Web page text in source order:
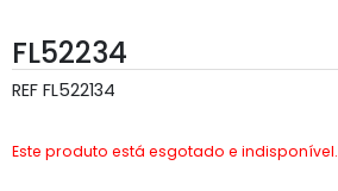
FL52234
REF FL522134
Este produto está esgotado e indisponível.